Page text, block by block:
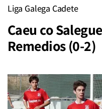
Liga Galega Cadete
Caeu co
Remedios (0-2)